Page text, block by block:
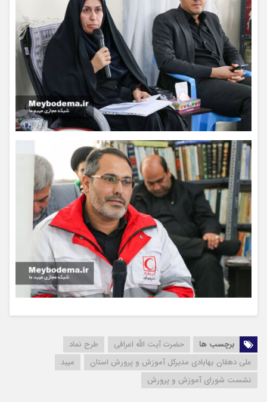
برچسب ها حضرت آیت الله اعرافی
طرح نماد
علی دهقان بهابادی مدیرکل آموزش و پرورش استان
میبد
نشست شورای آموزش و پرورش